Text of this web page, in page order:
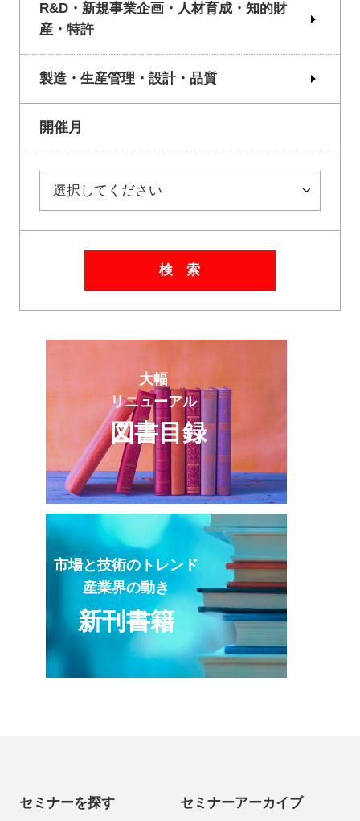
R&D・新規事業企画・人材育成・知的財
産・特許
製造・生産管理・設計・品質
開催月
検 索
大幅
リニューアル
図書目録
市場と技術のトレンド
産業界の動き
新刊書籍
セミナーを探す セミナーアーカイブ